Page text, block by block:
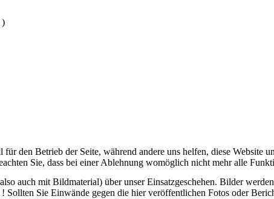
)
auch mit Bildmaterial) über unser Einsatzgeschehen. Bilder
Sie Einwände gegen die hier veröffentlichen Fotos oder
den Betrieb der Seite, während andere uns helfen, diese Website
Sie, dass bei einer Ablehnung womöglich nicht mehr alle